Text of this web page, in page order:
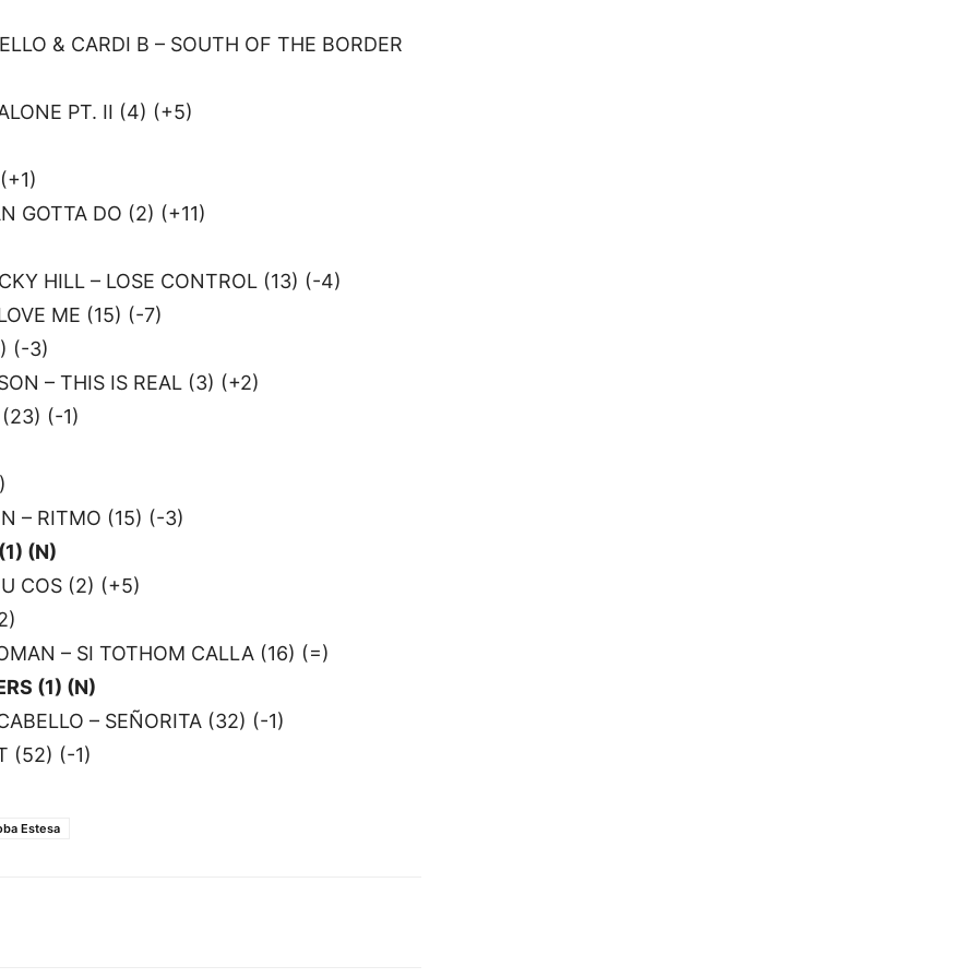
& CARDI B – SOUTH OF THE BORDER
PT. II (4) (+5)
GOTTA DO (2) (+11)
HILL – LOSE CONTROL (13) (-4)
ME (15) (-7)
(-3)
– THIS IS REAL (3) (+2)
(23) (-1)
– RITMO (15) (-3)
(N)
COS (2) (+5)
– SI TOTHOM CALLA (16) (=)
(1) (N)
– SEÑORITA (32) (-1)
(52) (-1)
Estesa